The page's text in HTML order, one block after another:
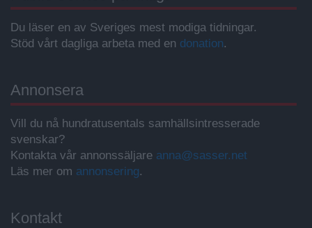
Du läser en av Sveriges mest modiga tidningar.
Stöd vårt dagliga arbeta med en donation.
Annonsera
Vill du nå hundratusentals samhällsintresserade
svenskar?
Kontakta vår annonssäljare anna@sasser.net
Läs mer om annonsering.
Kontakt